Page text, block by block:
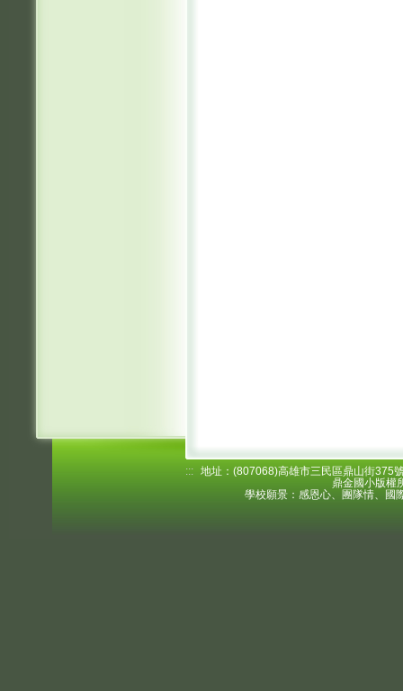
::: 地址：(807068)高雄市三民區鼎山街
鼎金國小版權
學校願景：感恩心、團隊情、國